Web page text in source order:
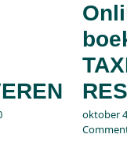
oktober